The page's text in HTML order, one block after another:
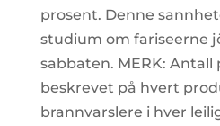
prosent. Denne
studium om fariseerne
sabbaten. MERK: Antall
beskrevet på hvert
brannvarslere i hver